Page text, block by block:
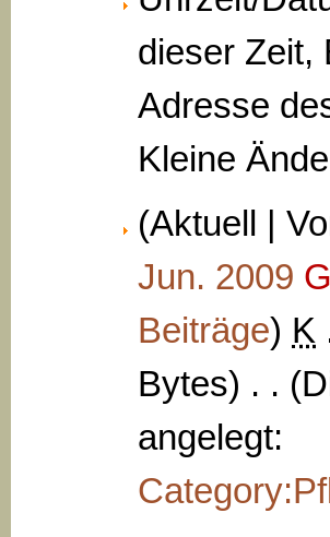
dieser Zeit,
Adresse
Kleine
(Aktuell |
Jun. 2009
Beiträge) K
Bytes) . .
angelegt: